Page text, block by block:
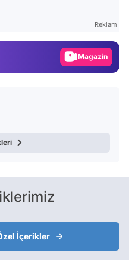
Reklam
Magazin
İçerikler